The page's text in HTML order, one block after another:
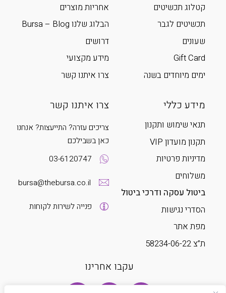
קטלוג תכשיטים
תכשיטים לגבר
שעונים
Gift Card
ימים מיוחדים בשנה
אחריות מוצרים
הבלוג שלנו Bursa – Blog
דרושים
מידע מקצועי
צרו איתנו קשר
מידע כללי
תנאי שימוש ותקנון
תקנון מועדון VIP
מדיניות פרטיות
משלוחים
ביטול עסקה ודרכי ביטול
הסדרי נגישות
מפת אתר
ת”צ 58234-06-22
צרו איתנו קשר
צריכים עזרה? התייעצות? אנחנו
כאן בשבילכם
03-6120747
bursa@thebursa.co.il
פנייה לשירות לקוחות
עקבו אחרינו